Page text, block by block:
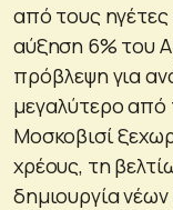
από τους ηγέτες
αύξηση 6% του
πρόβλεψη για
μεγαλύτερο
Μοσκοβισί
χρέους, τη
δημιουργία